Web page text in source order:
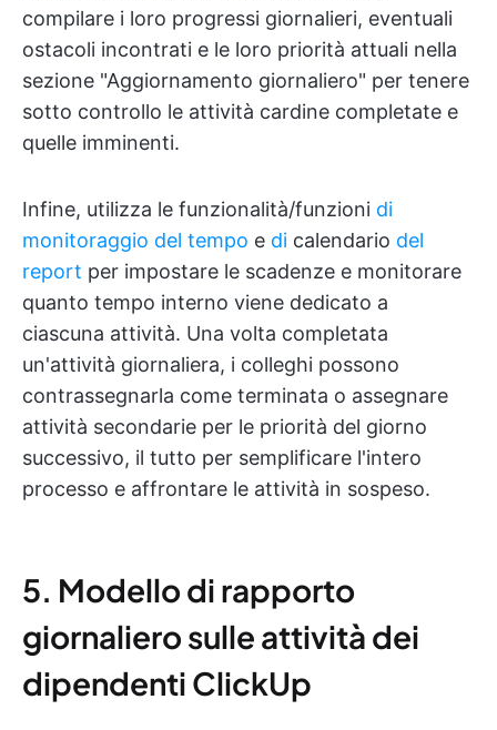
compilare i loro progressi giornalieri, eventuali
ostacoli incontrati e le loro priorità attuali nella
sezione "Aggiornamento giornaliero" per tenere
sotto controllo le attività cardine completate e
quelle imminenti.
Infine, utilizza le funzionalità/funzioni di
monitoraggio del tempo e di calendario del
report per impostare le scadenze e monitorare
quanto tempo interno viene dedicato a
ciascuna attività. Una volta completata
un'attività giornaliera, i colleghi possono
contrassegnarla come terminata o assegnare
attività secondarie per le priorità del giorno
successivo, il tutto per semplificare l'intero
processo e affrontare le attività in sospeso.
5. Modello di rapporto
giornaliero sulle attività dei
dipendenti ClickUp